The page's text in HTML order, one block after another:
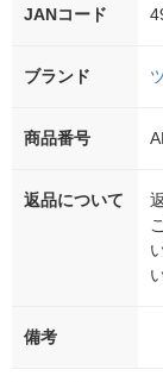
JANコード
ブランド
商品番号
返品について
備考